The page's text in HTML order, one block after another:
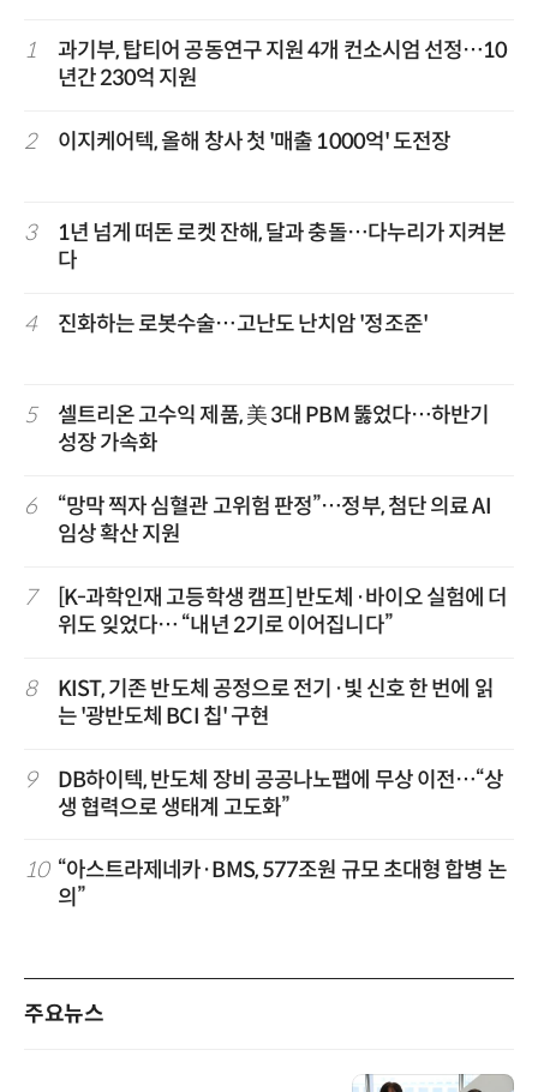
1
과기부, 탑티어 공동연구 지원 4개 컨소시엄 선정…10
년간 230억 지원
2 이지케어텍, 올해 창사 첫 '매출 1000억' 도전장
3
1년 넘게 떠돈 로켓 잔해, 달과 충돌…다누리가 지켜본
다
4 진화하는 로봇수술…고난도 난치암 '정조준'
5
셀트리온 고수익 제품, 美 3대 PBM 뚫었다…하반기
성장 가속화
6
“망막 찍자 심혈관 고위험 판정”…정부, 첨단 의료 AI
임상 확산 지원
7
[K-과학인재 고등학생 캠프] 반도체·바이오 실험에 더
위도 잊었다… “내년 2기로 이어집니다”
8
KIST, 기존 반도체 공정으로 전기·빛 신호 한 번에 읽
는 '광반도체 BCI 칩' 구현
9
DB하이텍, 반도체 장비 공공나노팹에 무상 이전…“상
생 협력으로 생태계 고도화”
10 “아스트라제네카·BMS, 577조원 규모 초대형 합병 논
의”
주요뉴스